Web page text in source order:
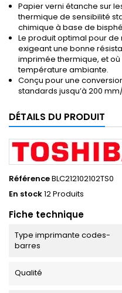
Papier verni étanche sur
thermique de sensibilité
chimique à base de
Le produit optimal pour
exigeant une bonne
imprimée thermique, et où
température ambiante.
Conçu pour une
standards jusqu’à 200
DÉTAILS DU PRODUIT
RéférenceBLC212102102TS0
En stock12 Produits
Fiche technique
Type imprimante codes-
barres
Qualité